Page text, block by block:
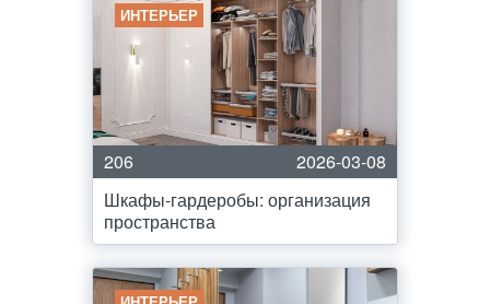
ИНТЕРЬЕР
206
2026-03-08
Шкафы-гардеробы: организация
пространства